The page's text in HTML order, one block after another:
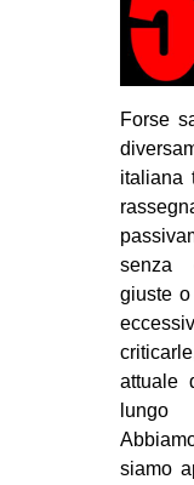
Forse
italiana
senza
giuste
attuale
lungo
siamo